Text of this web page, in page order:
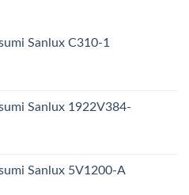
Sanlux C310-1
Sanlux 1922V384-
Sanlux 5V1200-A